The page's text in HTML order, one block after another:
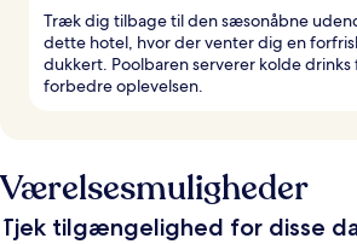
Træk dig tilbage til den sæsonåbne
dette hotel, hvor der venter dig en
dukkert. Poolbaren serverer kolde drinks
forbedre oplevelsen.
Værelsesmuligheder
Tjek tilgængelighed for disse